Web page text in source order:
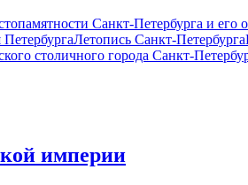
Санкт-Петербурга и его
Летопись Санкт-Петербурга
столичного города Санкт-
империи